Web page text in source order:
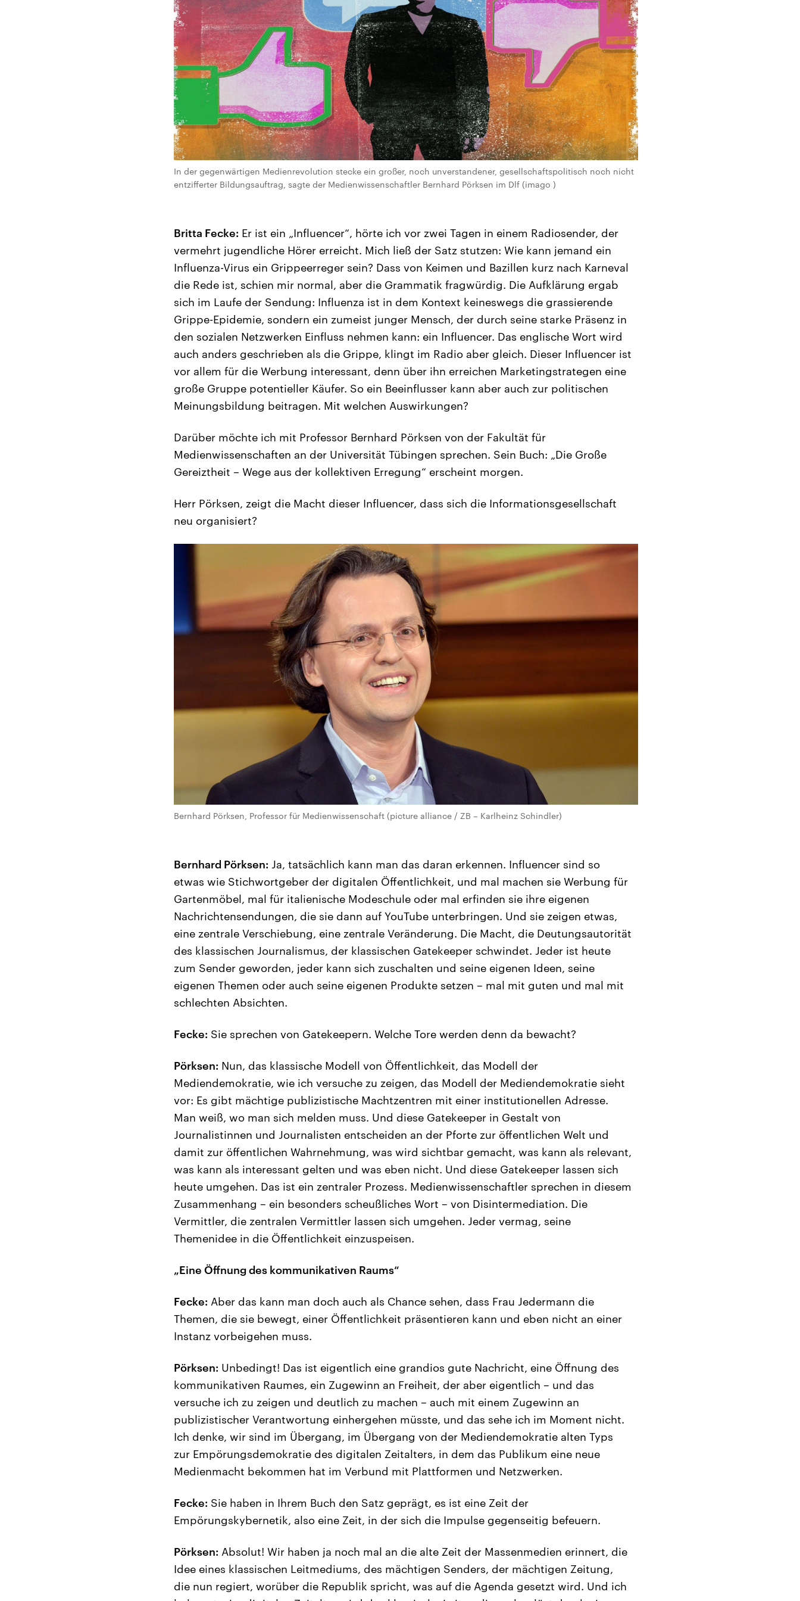
In der gegenwärtigen Medienrevolution stecke ein großer, noch unverstandener, gesellschaftspolitisch noch nicht
entzifferter Bildungsauftrag, sagte der Medienwissenschaftler Bernhard Pörksen im Dlf (imago )
Britta Fecke: Er ist ein „Influencer“, hörte ich vor zwei Tagen in einem Radiosender, der
vermehrt jugendliche Hörer erreicht. Mich ließ der Satz stutzen: Wie kann jemand ein
Influenza-Virus ein Grippeerreger sein? Dass von Keimen und Bazillen kurz nach Karneval
die Rede ist, schien mir normal, aber die Grammatik fragwürdig. Die Aufklärung ergab
sich im Laufe der Sendung: Influenza ist in dem Kontext keineswegs die grassierende
Grippe-Epidemie, sondern ein zumeist junger Mensch, der durch seine starke Präsenz in
den sozialen Netzwerken Einfluss nehmen kann: ein Influencer. Das englische Wort wird
auch anders geschrieben als die Grippe, klingt im Radio aber gleich. Dieser Influencer ist
vor allem für die Werbung interessant, denn über ihn erreichen Marketingstrategen eine
große Gruppe potentieller Käufer. So ein Beeinflusser kann aber auch zur politischen
Meinungsbildung beitragen. Mit welchen Auswirkungen?
Darüber möchte ich mit Professor Bernhard Pörksen von der Fakultät für
Medienwissenschaften an der Universität Tübingen sprechen. Sein Buch: „Die Große
Gereiztheit – Wege aus der kollektiven Erregung“ erscheint morgen.
Herr Pörksen, zeigt die Macht dieser Influencer, dass sich die Informationsgesellschaft
neu organisiert?
Bernhard Pörksen, Professor für Medienwissenschaft (picture alliance / ZB – Karlheinz Schindler)
Bernhard Pörksen: Ja, tatsächlich kann man das daran erkennen. Influencer sind so
etwas wie Stichwortgeber der digitalen Öffentlichkeit, und mal machen sie Werbung für
Gartenmöbel, mal für italienische Modeschule oder mal erfinden sie ihre eigenen
Nachrichtensendungen, die sie dann auf YouTube unterbringen. Und sie zeigen etwas,
eine zentrale Verschiebung, eine zentrale Veränderung. Die Macht, die Deutungsautorität
des klassischen Journalismus, der klassischen Gatekeeper schwindet. Jeder ist heute
zum Sender geworden, jeder kann sich zuschalten und seine eigenen Ideen, seine
eigenen Themen oder auch seine eigenen Produkte setzen – mal mit guten und mal mit
schlechten Absichten.
Fecke: Sie sprechen von Gatekeepern. Welche Tore werden denn da bewacht?
Pörksen: Nun, das klassische Modell von Öffentlichkeit, das Modell der
Mediendemokratie, wie ich versuche zu zeigen, das Modell der Mediendemokratie sieht
vor: Es gibt mächtige publizistische Machtzentren mit einer institutionellen Adresse.
Man weiß, wo man sich melden muss. Und diese Gatekeeper in Gestalt von
Journalistinnen und Journalisten entscheiden an der Pforte zur öffentlichen Welt und
damit zur öffentlichen Wahrnehmung, was wird sichtbar gemacht, was kann als relevant,
was kann als interessant gelten und was eben nicht. Und diese Gatekeeper lassen sich
heute umgehen. Das ist ein zentraler Prozess. Medienwissenschaftler sprechen in diesem
Zusammenhang – ein besonders scheußliches Wort – von Disintermediation. Die
Vermittler, die zentralen Vermittler lassen sich umgehen. Jeder vermag, seine
Themenidee in die Öffentlichkeit einzuspeisen.
„Eine Öffnung des kommunikativen Raums“
Fecke: Aber das kann man doch auch als Chance sehen, dass Frau Jedermann die
Themen, die sie bewegt, einer Öffentlichkeit präsentieren kann und eben nicht an einer
Instanz vorbeigehen muss.
Pörksen: Unbedingt! Das ist eigentlich eine grandios gute Nachricht, eine Öffnung des
kommunikativen Raumes, ein Zugewinn an Freiheit, der aber eigentlich – und das
versuche ich zu zeigen und deutlich zu machen – auch mit einem Zugewinn an
publizistischer Verantwortung einhergehen müsste, und das sehe ich im Moment nicht.
Ich denke, wir sind im Übergang, im Übergang von der Mediendemokratie alten Typs
zur Empörungsdemokratie des digitalen Zeitalters, in dem das Publikum eine neue
Medienmacht bekommen hat im Verbund mit Plattformen und Netzwerken.
Fecke: Sie haben in Ihrem Buch den Satz geprägt, es ist eine Zeit der
Empörungskybernetik, also eine Zeit, in der sich die Impulse gegenseitig befeuern.
Pörksen: Absolut! Wir haben ja noch mal an die alte Zeit der Massenmedien erinnert, die
Idee eines klassischen Leitmediums, des mächtigen Senders, der mächtigen Zeitung,
die nun regiert, worüber die Republik spricht, was auf die Agenda gesetzt wird. Und ich